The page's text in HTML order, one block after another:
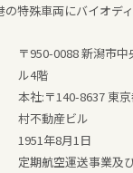
の特殊車両にバイオデ
〒950-0088 新潟市
ル4階
本社:〒140-8637 東
村不動産ビル
1951年8月1日
定期航空運送事業及